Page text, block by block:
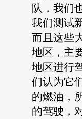
队，我们
我们测试
而且这些
地区，主
地区进行
们认为它
的燃油，
的驾驶，